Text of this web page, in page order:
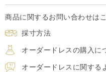
商品に関するお問い合わせは
採寸方法
オーダードレスの購入に
オーダードレスに関する